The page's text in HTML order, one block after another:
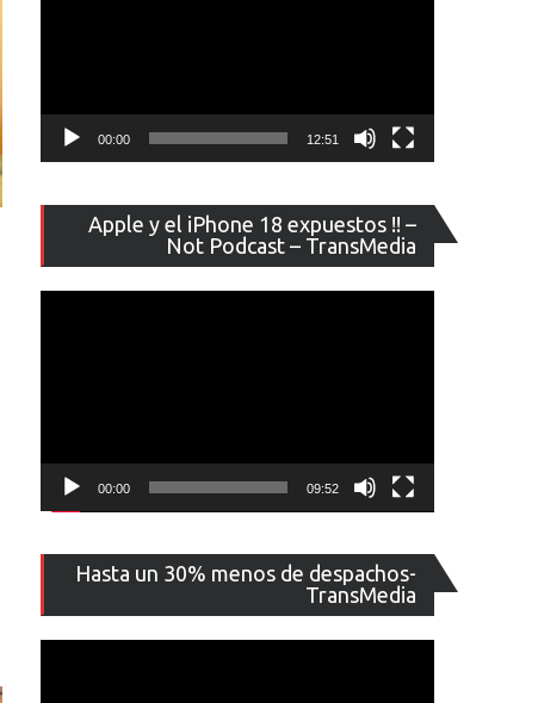
00:00 12:51
Apple y el iPhone 18 expuestos !! –
Not Podcast – TransMedia
de
vídeo
00:00 09:52
Hasta un 30% menos de despachos-
TransMedia
de
vídeo